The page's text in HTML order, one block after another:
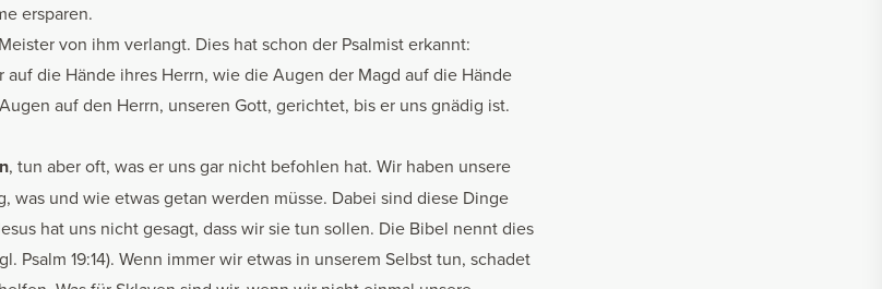
ersparen.
von ihm verlangt. Dies hat schon der Psalmist erkannt:
die Hände ihres Herrn, wie die Augen der Magd auf die Hände
auf den Herrn, unseren Gott, gerichtet, bis er uns gnädig ist.
, tun aber oft, was er uns gar nicht befohlen hat. Wir haben unsere
was und wie etwas getan werden müsse. Dabei sind diese Dinge
hat uns nicht gesagt, dass wir sie tun sollen. Die Bibel nennt dies
Psalm 19:14). Wenn immer wir etwas in unserem Selbst tun, schadet